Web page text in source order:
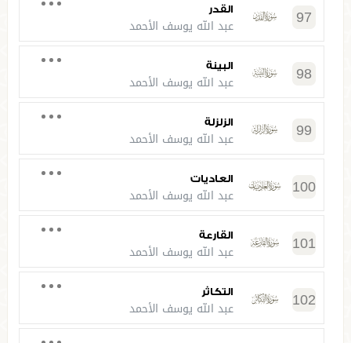
97 القدر
عبد الله يوسف الأحمد
98 البينة
عبد الله يوسف الأحمد
99 الزلزلة
عبد الله يوسف الأحمد
100 العاديات
عبد الله يوسف الأحمد
101 القارعة
عبد الله يوسف الأحمد
102 التكاثر
عبد الله يوسف الأحمد